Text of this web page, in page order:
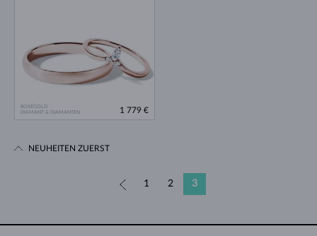
ROSÉGOLD
DIAMANT & DIAMANTEN
1 779 €
1 2 3
NEUHEITEN ZUERST